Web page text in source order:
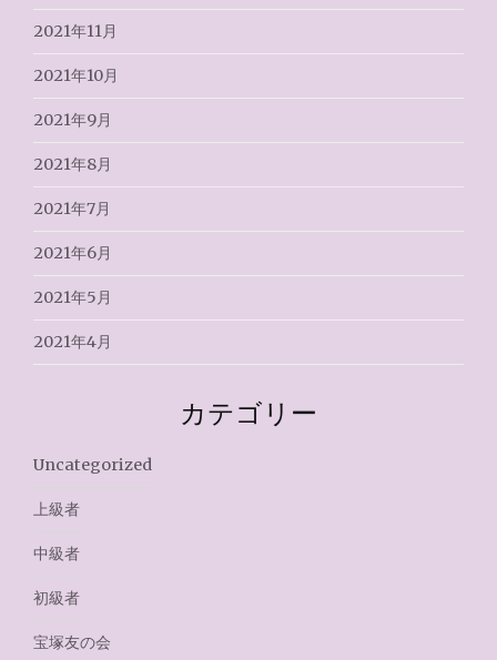
2021年11月
2021年10月
2021年9月
2021年8月
2021年7月
2021年6月
2021年5月
2021年4月
カテゴリー
Uncategorized
上級者
中級者
初級者
宝塚友の会